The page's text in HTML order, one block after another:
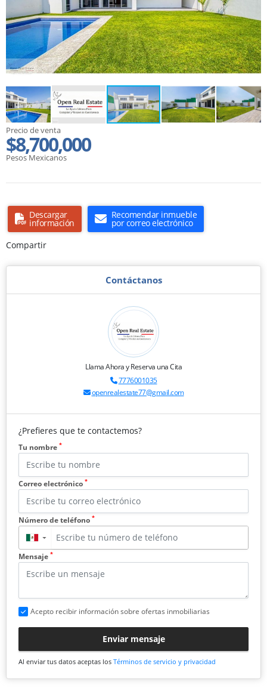
Precio de venta
$8,700,000
Pesos Mexicanos
Descargar
información
Recomendar inmueble
por correo electrónico
Compartir
Contáctanos
Llama Ahora y Reserva una Cita
7776001035
openrealestate77@gmail.com
¿Prefieres que te contactemos?
Tu nombre *
Correo electrónico *
Número de teléfono *
▼
Mensaje *
Acepto recibir información sobre ofertas inmobiliarias
Enviar mensaje
Al enviar tus datos aceptas los Términos de servicio y privacidad